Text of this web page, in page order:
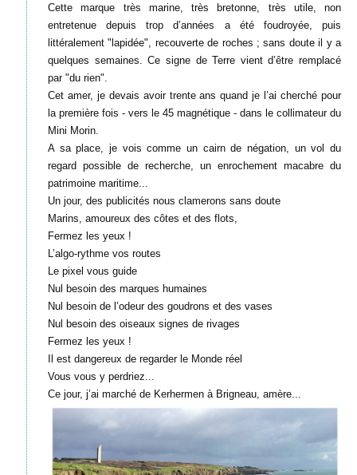
Cette marque très marine, très bretonne, très utile, non
entretenue depuis trop d’années a été foudroyée, puis
littéralement "lapidée", recouverte de roches ; sans doute il y a
quelques semaines. Ce signe de Terre vient d’être remplacé
par "du rien".
Cet amer, je devais avoir trente ans quand je l’ai cherché pour
la première fois - vers le 45 magnétique - dans le collimateur du
Mini Morin.
A sa place, je vois comme un cairn de négation, un vol du
regard possible de recherche, un enrochement macabre du
patrimoine maritime...
Un jour, des publicités nous clamerons sans doute
Marins, amoureux des côtes et des flots,
Fermez les yeux !
L’algo-rythme vos routes
Le pixel vous guide
Nul besoin des marques humaines
Nul besoin de l’odeur des goudrons et des vases
Nul besoin des oiseaux signes de rivages
Fermez les yeux !
Il est dangereux de regarder le Monde réel
Vous vous y perdriez...
Ce jour, j’ai marché de Kerhermen à Brigneau, amère...